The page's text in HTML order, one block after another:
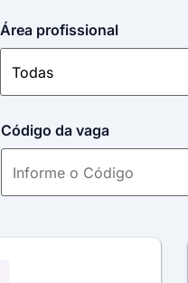
Área profissional
Código da vaga